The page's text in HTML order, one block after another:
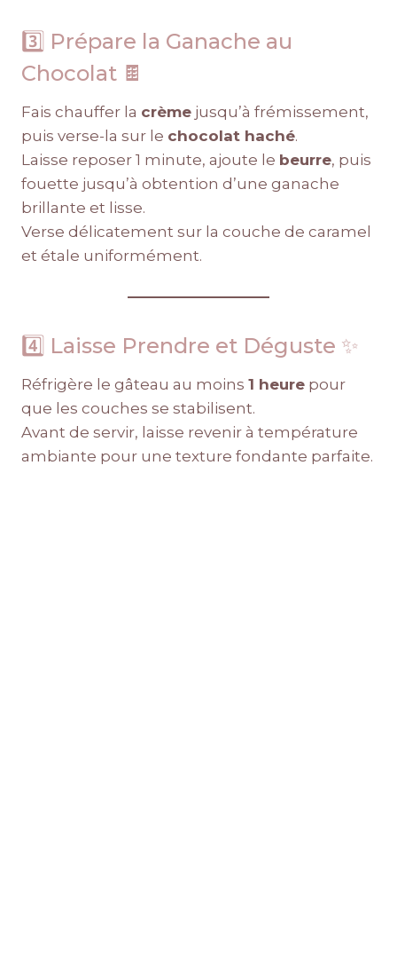
3️⃣ Prépare la Ganache au
Chocolat 🍫
Fais chauffer la crème jusqu’à frémissement,
puis verse-la sur le chocolat haché.
Laisse reposer 1 minute, ajoute le beurre, puis
fouette jusqu’à obtention d’une ganache
brillante et lisse.
Verse délicatement sur la couche de caramel
et étale uniformément.
4️⃣ Laisse Prendre et Déguste ✨
Réfrigère le gâteau au moins 1 heure pour
que les couches se stabilisent.
Avant de servir, laisse revenir à température
ambiante pour une texture fondante parfaite.